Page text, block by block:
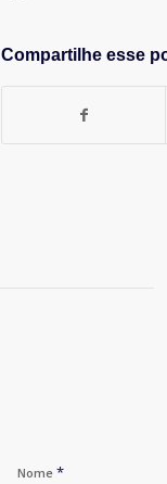
Compartilhe esse
Nome *